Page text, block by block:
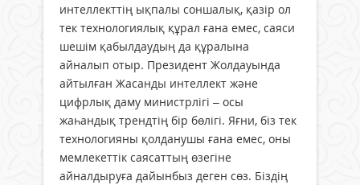
интеллекттің ықпалы соншалық, қазір ол
тек технологиялық құрал ғана емес, саяси
шешім қабылдаудың да құралына
айналып отыр. Президент Жолдауында
айтылған Жасанды интеллект және
цифрлық даму министрлігі – осы
жаһандық трендтің бір бөлігі. Яғни, біз тек
технологияны қолданушы ғана емес, оны
мемлекеттік саясаттың өзегіне
айналдыруға дайынбыз деген сөз. Біздің